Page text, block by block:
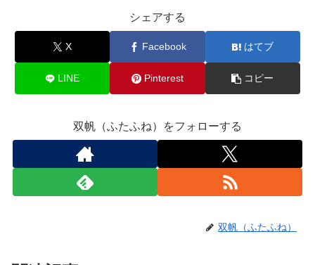
シェアする
X Facebook はてブ
LINE Pinterest コピー
双帆（ふたふね）をフォローする
双帆（ふたふね）